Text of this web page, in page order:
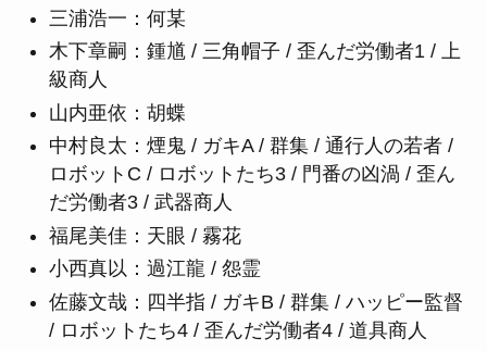
三浦浩一：何某
木下章嗣：鍾馗 / 三角帽子 / 歪んだ労働者1 / 上
級商人
山内亜依：胡蝶
中村良太：煙鬼 / ガキA / 群集 / 通行人の若者 /
ロボットC / ロボットたち3 / 門番の凶渦 / 歪ん
だ労働者3 / 武器商人
福尾美佳：天眼 / 霧花
小西真以：過江龍 / 怨霊
佐藤文哉：四半指 / ガキB / 群集 / ハッピー監督
/ ロボットたち4 / 歪んだ労働者4 / 道具商人